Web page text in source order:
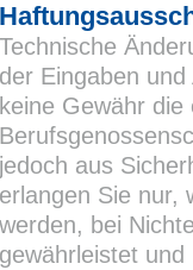
Technische
der Eingaben
keine Gewähr
jedoch aus
erlangen Sie nur,
werden, bei
gewährleistet